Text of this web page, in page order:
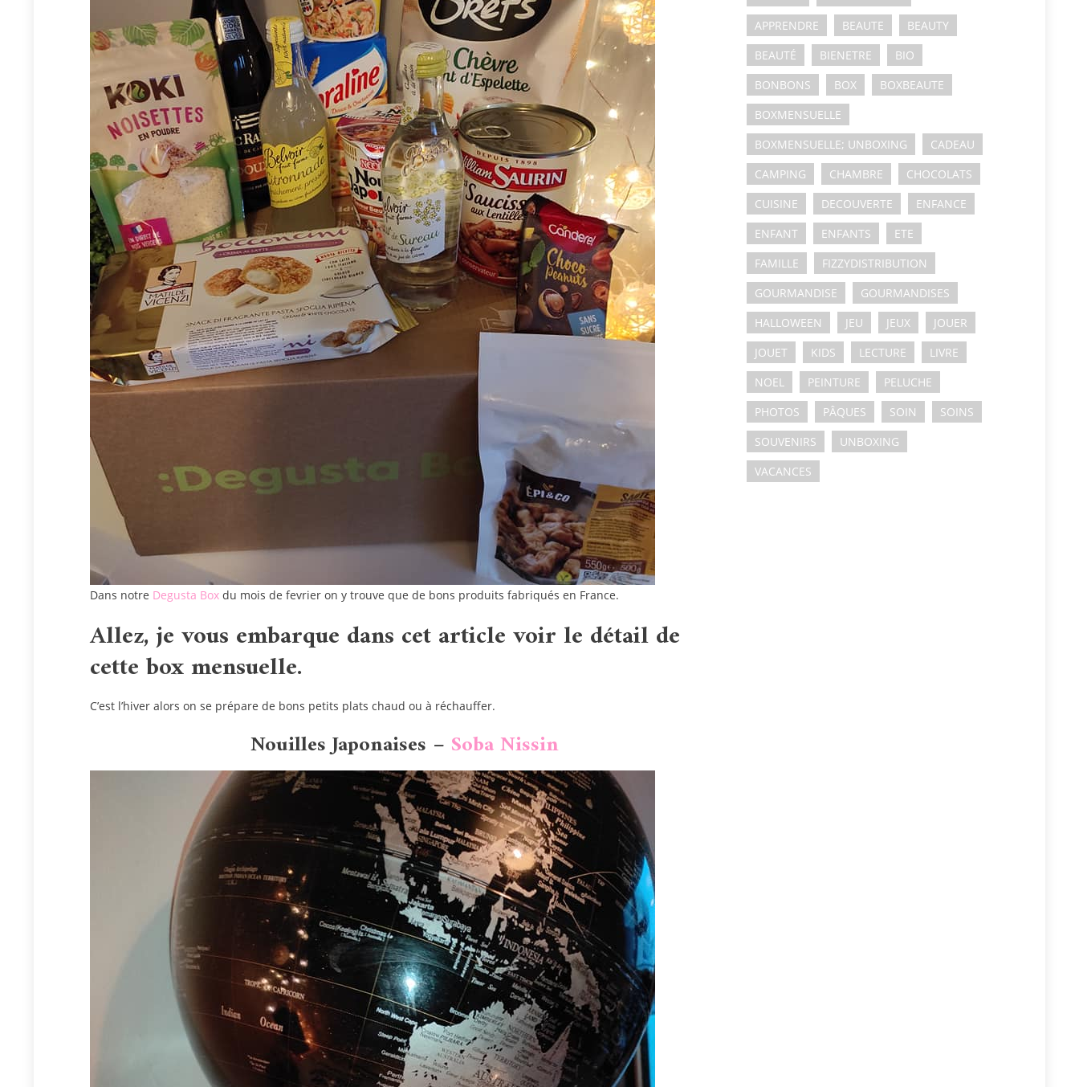
Dans notre Degusta Box du mois de fevrier on y trouve que de bons produits fabriqués en France.
Allez, je vous embarque dans cet article voir le détail de
cette box mensuelle.
C’est l’hiver alors on se prépare de bons petits plats chaud ou à réchauffer.
Nouilles Japonaises – Soba Nissin
APPRENDRE
BEAUTE
BEAUTY
BEAUTÉ
BIENETRE
BIO
BONBONS
BOX
BOXBEAUTE
BOXMENSUELLE
BOXMENSUELLE; UNBOXING
CADEAU
CAMPING
CHAMBRE
CHOCOLATS
CUISINE
DECOUVERTE
ENFANCE
ENFANT
ENFANTS
ETE
FAMILLE
FIZZYDISTRIBUTION
GOURMANDISE
GOURMANDISES
HALLOWEEN
JEU JEUX
JOUER
JOUET
KIDS LECTURE
LIVRE
NOEL
PEINTURE
PELUCHE
PHOTOS
PÂQUES SOIN
SOINS
SOUVENIRS
UNBOXING
VACANCES